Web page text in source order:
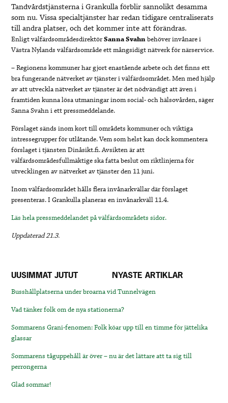
Tandvårdstjänsterna i Grankulla förblir sannolikt desamma
som nu. Vissa specialtjänster har redan tidigare centraliserats
till andra platser, och det kommer inte att förändras.
Enligt välfärdsområdesdirektörSanna Svahnbehöver invånare i
Västra Nylands välfärdsområde ett mångsidigt nätverk för närservice.
– Regionens kommuner har gjort enastående arbete och det finns ett
bra fungerande nätverket av tjänster i välfärdsområdet. Men med hjälp
av att utveckla nätverket av tjänster är det nödvändigt att även i
framtiden kunna lösa utmaningar inom social- och hälsovården, säger
Sanna Svahn i ett pressmeddelande.
Förslaget sänds inom kort till områdets kommuner och viktiga
intressegrupper för utlåtande. Vem som helst kan dock kommentera
förslaget i tjänsten Dinåsikt.fi. Avsikten är att
välfärdsområdesfullmäktige ska fatta beslut om riktlinjerna för
utvecklingen av nätverket av tjänster den 11 juni.
Inom välfärdsområdet hålls flera invånarkvällar där förslaget
presenteras. I Grankulla planeras en invånarkväll 11.4.
Läs hela pressmeddelandet på välfärdsområdets sidor.
Uppdaterad 21.3.
UUSIMMAT JUTUT NYASTE ARTIKLAR
Busshållplatserna under broarna vid Tunnelvägen
Vad tänker folk om de nya stationerna?
Sommarens Grani-fenomen: Folk köar upp till en timme för jättelika
glassar
Sommarens tåguppehåll är över – nu är det lättare att ta sig till
perrongerna
Glad sommar!